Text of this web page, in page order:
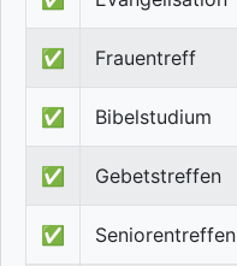
✅ Frauentreff
✅ Bibelstudium
✅ Gebetstreffen
✅ Seniorentreffen